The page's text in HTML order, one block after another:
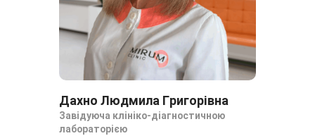
Дахно Людмила Григорівна
Завідуюча клініко-діагностичною
лабораторією